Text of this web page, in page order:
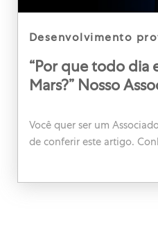
category
desenvolvimento
“Por que todo dia
Mars?” Nosso
Você quer ser um
de conferir este artigo.